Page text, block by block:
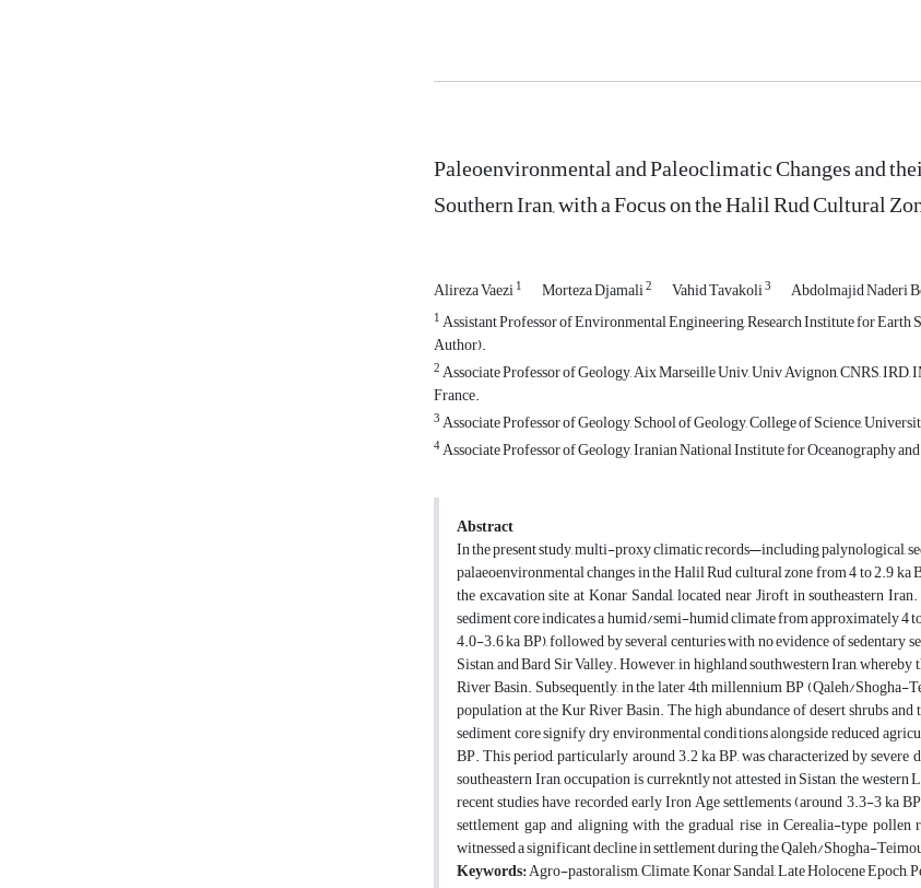
Paleoenvironmental and Paleoclimatic Changes and
Southern Iran, with a Focus on the Halil Rud Cultural
Alireza Vaezi1 Morteza Djamali2 Vahid Tavakoli3 Abdolmajid Naderi
1Assistant Professor of Environmental Engineering, Research Institute for Earth
Author).
2Associate Professor of Geology, Aix Marseille Univ, Univ Avignon, CNRS,
France.
3Associate Professor of Geology, School of Geology, College of Science,
4Associate Professor of Geology, Iranian National Institute for Oceanography
Abstract
In the present study, multi-proxy climatic records—including palynological,
palaeoenvironmental changes in the Halil Rud cultural zone from 4 to 2.9 ka
the excavation site at Konar Sandal, located near Jiroft in southeastern
sediment core indicates a humid/semi-humid climate from approximately 4
4.0-3.6 ka BP), followed by several centuries with no evidence of sedentary
Sistan, and Bard Sir Valley. However, in highland southwestern Iran,
River Basin. Subsequently, in the later 4th millennium BP (Qaleh/Shogha-
population at the Kur River Basin. The high abundance of desert shrubs
sediment core signify dry environmental conditions alongside reduced
BP. This period, particularly around 3.2 ka BP, was characterized by
southeastern Iran, occupation is currekntly not attested in Sistan, the
recent studies have recorded early Iron Age settlements (around 3.3-3 ka
settlement gap and aligning with the gradual rise in Cerealia-type
witnessed a significant decline in settlement during the Qaleh/Shogha-
Keywords:Agro-pastoralism, Climate, Konar Sandal, Late Holocene Epoch,